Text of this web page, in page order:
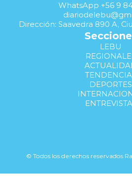
WhatsApp +56 9
Dirección: Saavedra 890 A,
LEBU
DEPORTES
© Todos los derechos reservados